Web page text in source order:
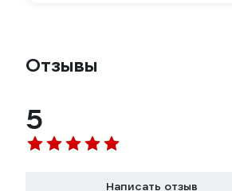
Отзывы
5
Написать отзыв